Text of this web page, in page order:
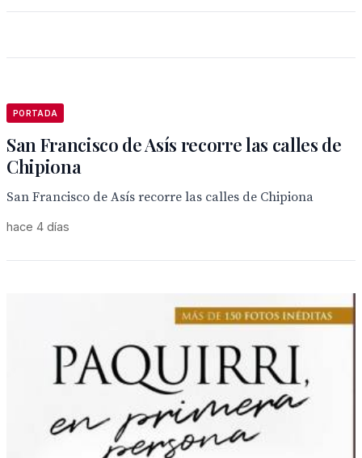
PORTADA
San Francisco de Asís recorre las calles de
Chipiona
San Francisco de Asís recorre las calles de Chipiona
hace 4 días